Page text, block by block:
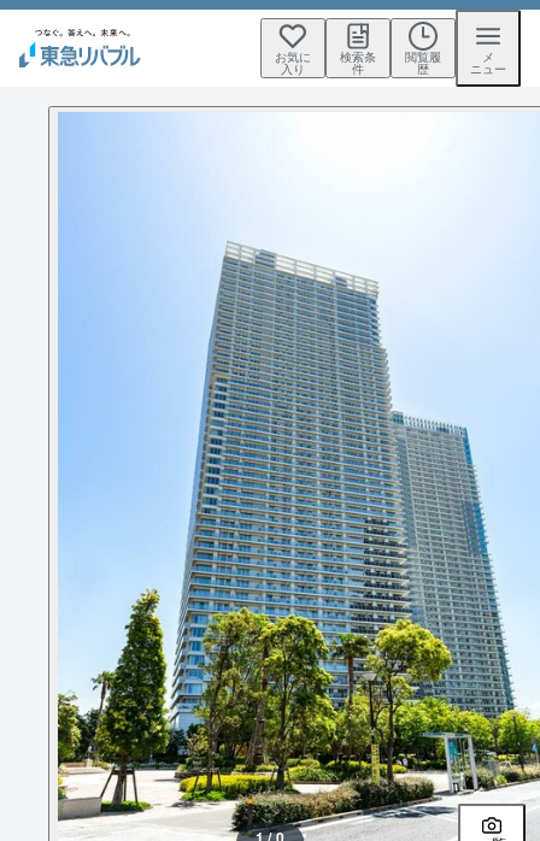
お気に
入り
検索条
件
閲覧履
歴
メ
ニュー